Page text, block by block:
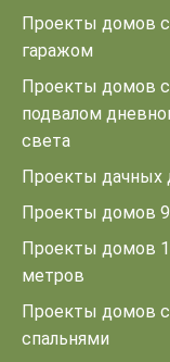
Проекты домов с
гаражом
Проекты домов с
подвалом
света
Проекты дачных
Проекты домов 9
Проекты домов
метров
Проекты домов
спальнями